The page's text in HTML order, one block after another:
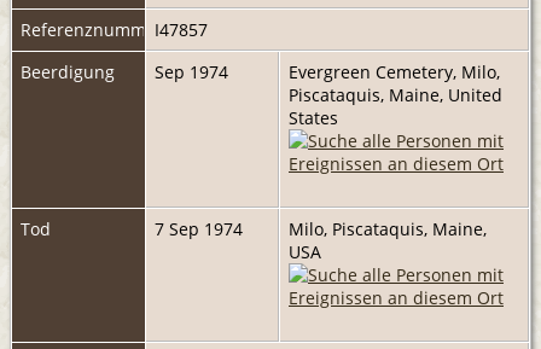
ReferenznummerI47857
Beerdigung
Sep 1974
Evergreen Cemetery, Milo,
Piscataquis, Maine, United
States
Tod 7 Sep 1974
Milo, Piscataquis, Maine,
USA